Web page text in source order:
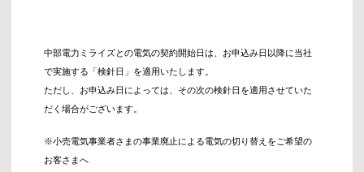
中部電力ミライズとの電気の契約開始日は、お申込み日以降に当社
で実施する「検針日」を適用いたします。
ただし、お申込み日によっては、その次の検針日を適用させていた
だく場合がございます。
※小売電気事業者さまの事業廃止による電気の切り替えをご希望の
お客さまへ